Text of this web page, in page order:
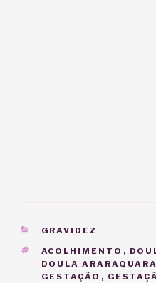
CATEGORIAS
GRAVIDEZ
TAGS
ACOLHIMENTO ,
DOULA
GESTAÇÃO ,